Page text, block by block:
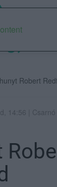
Robert
14:56 |